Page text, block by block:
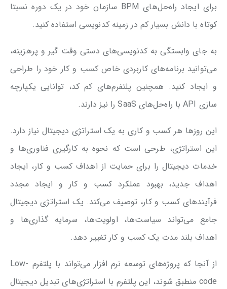
برای ایجاد راه‌حل‌های BPM سازمان خود در یک دوره نسبتا
کوتاه با دانش بسیار کم در زمینه کدنویسی استفاده کنید.
به جای وابستگی به کدنویسی‌های دستی وقت گیر و پرهزینه،
می‌توانید برنامه‌های کاربردی خاص کسب و کار خود را طراحی
و ایجاد کنید. همچنین پلتفرم‌های کم کد، توانایی یکپارچه
سازی API با راه‌حل‌های SaaS را نیز دارند.
این روزها هر کسب و کاری به یک استراتژی دیجیتال نیاز دارد.
این استراتژی، طرحی است که نحوه به کارگیری فناوری‌ها و
خدمات دیجیتال را برای حمایت از اهداف کسب و کار، ایجاد
اهداف جدید، بهبود عملکرد کسب و کار و ایجاد مجدد
فرآیندهای کسب و کار، توصیف می‌کند. یک استراتژی دیجیتال
جامع می‌تواند سیاست‌ها، اولویت‌ها، سرمایه گذاری‌ها و
اهداف بلند مدت یک کسب و کار تغییر دهد.
از آنجا که پروژه‌های توسعه نرم افزار می‌تواند با پلتفرم Low-
code منطبق شوند، این پلتفرم با استراتژی‌های تبدیل دیجیتال